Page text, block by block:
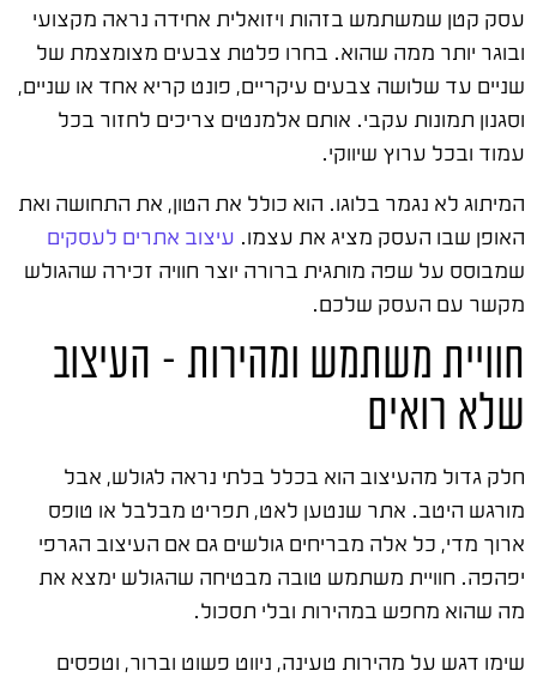
עסק קטן שמשתמש בזהות ויזואלית אחידה נראה מקצועי
ובוגר יותר ממה שהוא. בחרו פלטת צבעים מצומצמת של
שניים עד שלושה צבעים עיקריים, פונט קריא אחד או שניים,
וסגנון תמונות עקבי. אותם אלמנטים צריכים לחזור בכל
עמוד ובכל ערוץ שיווקי.
המיתוג לא נגמר בלוגו. הוא כולל את הטון, את התחושה ואת
האופן שבו העסק מציג את עצמו. עיצוב אתרים לעסקים
שמבוסס על שפה מותגית ברורה יוצר חוויה זכירה שהגולש
מקשר עם העסק שלכם.
חוויית משתמש ומהירות – העיצוב
שלא רואים
חלק גדול מהעיצוב הוא בכלל בלתי נראה לגולש, אבל
מורגש היטב. אתר שנטען לאט, תפריט מבלבל או טופס
ארוך מדי, כל אלה מבריחים גולשים גם אם העיצוב הגרפי
יפהפה. חוויית משתמש טובה מבטיחה שהגולש ימצא את
מה שהוא מחפש במהירות ובלי תסכול.
שימו דגש על מהירות טעינה, ניווט פשוט וברור, וטפסים